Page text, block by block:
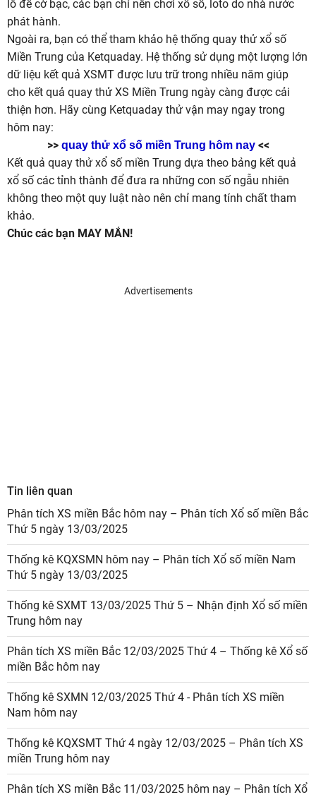
lô đề cờ bạc, các bạn chỉ nên chơi xổ số, loto do nhà nước
phát hành.
Ngoài ra, bạn có thể tham khảo hệ thống quay thử xổ số
Miền Trung của Ketquaday. Hệ thống sử dụng một lượng lớn
dữ liệu kết quả XSMT được lưu trữ trong nhiều năm giúp
cho kết quả quay thử XS Miền Trung ngày càng được cải
thiện hơn. Hãy cùng Ketquaday thử vận may ngay trong
hôm nay:
>> quay thử xổ số miền Trung hôm nay<<
Kết quả quay thử xổ số miền Trung dựa theo bảng kết quả
xổ số các tỉnh thành để đưa ra những con số ngẫu nhiên
không theo một quy luật nào nên chỉ mang tính chất tham
khảo.
Chúc các bạn MAY MẮN!
Advertisements
Tin liên quan
Phân tích XS miền Bắc hôm nay – Phân tích Xổ số miền Bắc
Thứ 5 ngày 13/03/2025
Thống kê KQXSMN hôm nay – Phân tích Xổ số miền Nam
Thứ 5 ngày 13/03/2025
Thống kê SXMT 13/03/2025 Thứ 5 – Nhận định Xổ số miền
Trung hôm nay
Phân tích XS miền Bắc 12/03/2025 Thứ 4 – Thống kê Xổ số
miền Bắc hôm nay
Thống kê SXMN 12/03/2025 Thứ 4 - Phân tích XS miền
Nam hôm nay
Thống kê KQXSMT Thứ 4 ngày 12/03/2025 – Phân tích XS
miền Trung hôm nay
Phân tích XS miền Bắc 11/03/2025 hôm nay – Phân tích Xổ